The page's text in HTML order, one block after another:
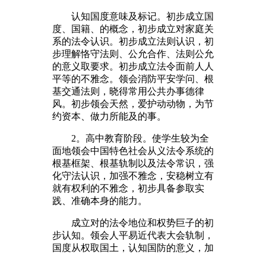
认知国度意味及标记。初步成立国
度、国籍、的概念，初步成立对家庭关
系的法令认识。初步成立法则认识，初
步理解恪守法则、公允合作、法则公允
的意义取要求。初步成立法令面前人人
平等的不雅念。领会消防平安学问、根
基交通法则，晓得常用公共办事德律
风。初步领会天然，爱护动动物，为节
约资本、做力所能及的事。
2。高中教育阶段。使学生较为全
面地领会中国特色社会从义法令系统的
根基框架、根基轨制以及法令常识，强
化守法认识，加强不雅念，安稳树立有
就有权利的不雅念，初步具备参取实
践、准确本身的能力。
成立对的法令地位和权势巨子的初
步认知。领会人平易近代表大会轨制，
国度从权取国土，认知国防的意义，加